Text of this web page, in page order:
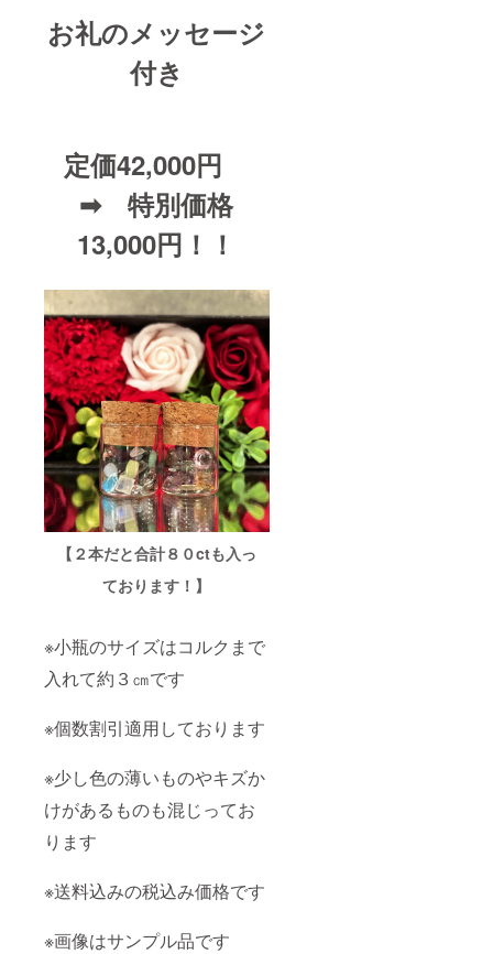
お礼のメッセージ
付き
定価42,000円
➡ 特別価格
13,000円！！
【２本だと合計８０ctも入っ
ております！】
※小瓶のサイズはコルクまで
入れて約３㎝です
※個数割引適用しております
※少し色の薄いものやキズか
けがあるものも混じってお
ります
※送料込みの税込み価格です
※画像はサンプル品です